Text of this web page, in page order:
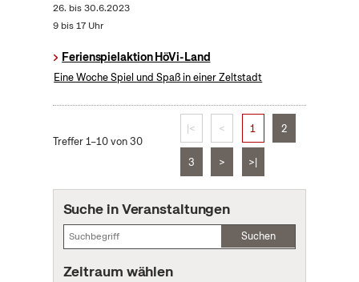
26. bis30.6.2023
9 bis 17 Uhr
Ferienspielaktion HöVi-Land
Eine Woche Spiel und Spaß in einer Zeltstadt
Treffer 1–10 von 30
|< < 1 2
3 > >|
Suche in Veranstaltungen
Suchen
Zeitraum wählen